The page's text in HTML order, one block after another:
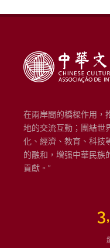
在兩岸間的橋樑作用，
地的交流互動；團結世
化、經濟、教育、科技
的融和，增强中華民族
貢獻。”